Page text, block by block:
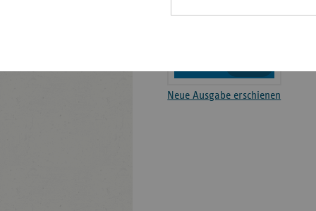
Neue Ausgabe erschienen